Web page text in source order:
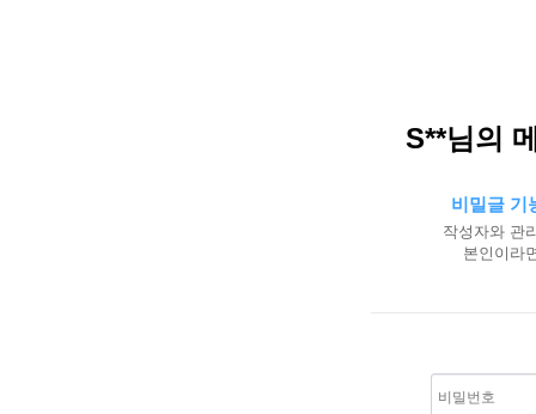
S**님의
비밀글 기
작성자와 관
본인이라